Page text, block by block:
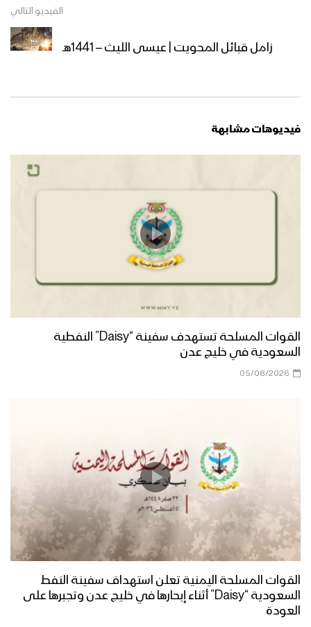
الفيديو التالي
زامل قبائل المحويت | عيسى الليث – 1441هـ
فيديوهات مشابهة
القوات المسلحة تستهدف سفينة “Daisy” النفطية
السعودية في خليج عدن
05/08/2026
القوات المسلحة اليمنية تعلن استهداف سفينة النفط
السعودية “Daisy” أثناء إبحارها في خليج عدن وتجبرها على
العودة